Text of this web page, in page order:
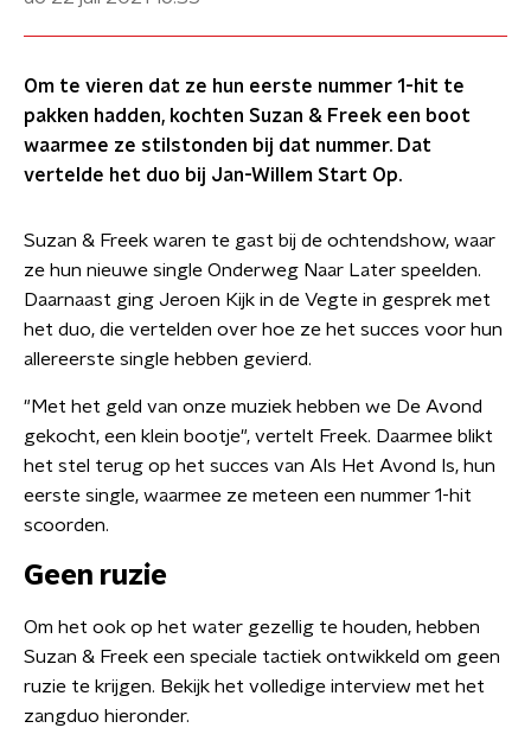
Om te vieren dat ze hun eerste nummer 1-hit te
pakken hadden, kochten Suzan & Freek een boot
waarmee ze stilstonden bij dat nummer. Dat
vertelde het duo bij Jan-Willem Start Op.
Suzan & Freek waren te gast bij de ochtendshow, waar
ze hun nieuwe single Onderweg Naar Later speelden.
Daarnaast ging Jeroen Kijk in de Vegte in gesprek met
het duo, die vertelden over hoe ze het succes voor hun
allereerste single hebben gevierd.
"Met het geld van onze muziek hebben we De Avond
gekocht, een klein bootje", vertelt Freek. Daarmee blikt
het stel terug op het succes van Als Het Avond Is, hun
eerste single, waarmee ze meteen een nummer 1-hit
scoorden.
Geen ruzie
Om het ook op het water gezellig te houden, hebben
Suzan & Freek een speciale tactiek ontwikkeld om geen
ruzie te krijgen. Bekijk het volledige interview met het
zangduo hieronder.